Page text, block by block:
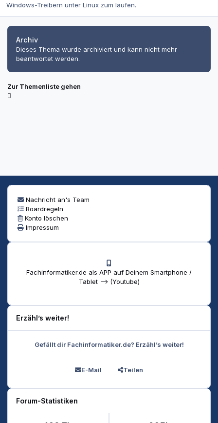
Windows-Treibern unter Linux zum laufen.
Archiv
Dieses Thema wurde archiviert und kann nicht mehr
beantwortet werden.
Zur Themenliste gehen
Nachricht an's Team
Boardregeln
Konto löschen
Impressum
Fachinformatiker.de als APP auf Deinem Smartphone /
Tablet --> (Youtube)
Erzähl’s weiter!
Gefällt dir Fachinformatiker.de? Erzähl’s weiter!
E-Mail Teilen
Forum-Statistiken